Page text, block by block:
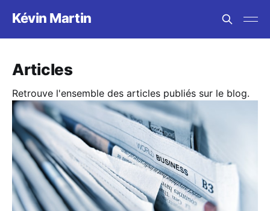
Kévin Martin
Articles
Retrouve l'ensemble des articles publiés sur le blog.